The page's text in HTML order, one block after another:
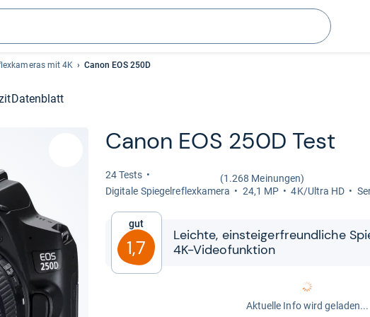
Suchen
mit 4K Canon EOS 250D
Datenblatt
Canon EOS 250D Test
24 Tests
(1.268 Meinungen)
Digi­tale Spie­gel­re­flex­ka­mera
24,1 MP 4K/Ultra HD
Gut
1,7
Leichte, ein­stei­ger­freund­li­che
4K-​​Video­funk­tion
Aktuelle Info wird geladen...